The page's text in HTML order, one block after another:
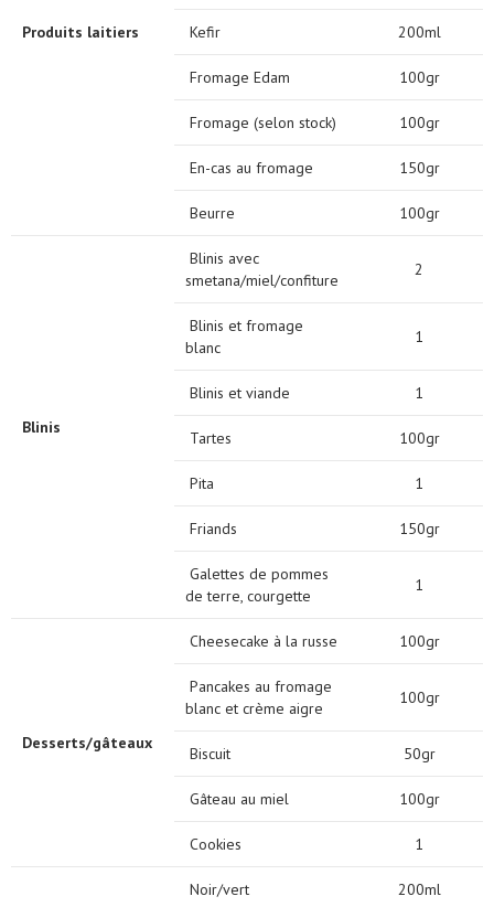
Produits laitiers Kefir 200ml
Fromage Edam 100gr
Fromage (selon stock) 100gr
En-cas au fromage 150gr
Beurre 100gr
Blinis
Blinis avec
smetana/miel/confiture
2
Blinis et fromage
blanc
1
Blinis et viande 1
Tartes 100gr
Pita 1
Friands 150gr
Galettes de pommes
de terre, courgette
1
Desserts/gâteaux
Cheesecake à la russe 100gr
Pancakes au fromage
blanc et crème aigre
100gr
Biscuit 50gr
Gâteau au miel 100gr
Cookies 1
Noir/vert 200ml